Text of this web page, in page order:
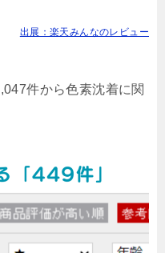
出展：楽天みんなのレビュー
件から色素沈着に関